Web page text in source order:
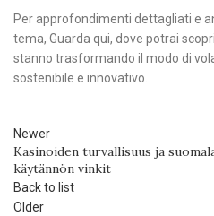
Per approfondimenti dettagliati e
tema, Guarda qui, dove potrai
stanno trasformando il modo di
sostenibile e innovativo.
Newer
Kasinoiden turvallisuus ja
käytännön vinkit
Back to list
Older